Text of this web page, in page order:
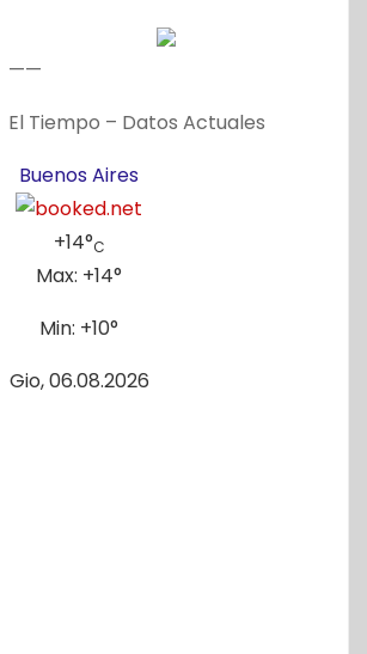
——
El Tiempo – Datos Actuales
Buenos Aires
+14°C
Max: +14°
Min: +10°
Gio, 06.08.2026